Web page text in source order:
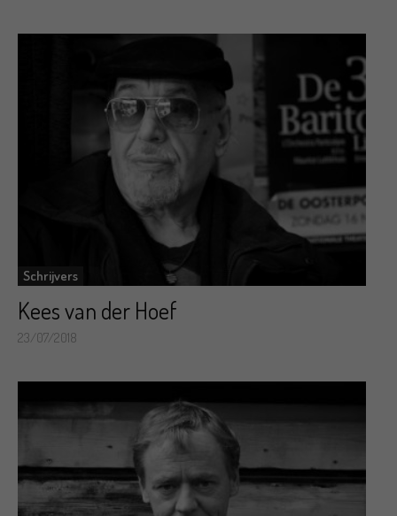
Schrijvers
Kees van der Hoef
23/07/2018